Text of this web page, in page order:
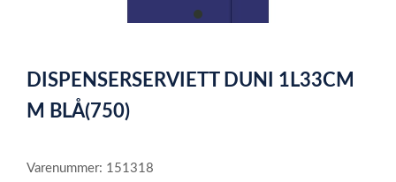
item
of
1
DISPENSERSERVIETT DUNI 1L33CM
M BLÅ(750)
Varenummer: 151318